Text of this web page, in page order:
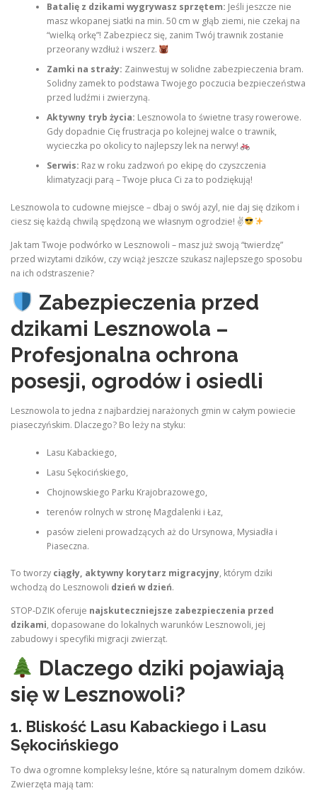
Batalię z dzikami wygrywasz sprzętem: Jeśli jeszcze nie
masz wkopanej siatki na min. 50 cm w głąb ziemi, nie czekaj na
“wielką orkę”! Zabezpiecz się, zanim Twój trawnik zostanie
przeorany wzdłuż i wszerz.
Zamki na straży: Zainwestuj w solidne zabezpieczenia bram.
Solidny zamek to podstawa Twojego poczucia bezpieczeństwa
przed ludźmi i zwierzyną.
Aktywny tryb życia: Lesznowola to świetne trasy rowerowe.
Gdy dopadnie Cię frustracja po kolejnej walce o trawnik,
wycieczka po okolicy to najlepszy lek na nerwy!
Serwis: Raz w roku zadzwoń po ekipę do czyszczenia
klimatyzacji parą – Twoje płuca Ci za to podziękują!
Lesznowola to cudowne miejsce – dbaj o swój azyl, nie daj się dzikom i
ciesz się każdą chwilą spędzoną we własnym ogrodzie! ✌
Jak tam Twoje podwórko w Lesznowoli – masz już swoją “twierdzę”
przed wizytami dzików, czy wciąż jeszcze szukasz najlepszego sposobu
na ich odstraszenie?
Zabezpieczenia przed
dzikami Lesznowola –
Profesjonalna ochrona
posesji, ogrodów i osiedli
Lesznowola to jedna z najbardziej narażonych gmin w całym powiecie
piaseczyńskim. Dlaczego? Bo leży na styku:
Lasu Kabackiego,
Lasu Sękocińskiego,
Chojnowskiego Parku Krajobrazowego,
terenów rolnych w stronę Magdalenki i Łaz,
pasów zieleni prowadzących aż do Ursynowa, Mysiadła i
Piaseczna.
To tworzy ciągły, aktywny korytarz migracyjny, którym dziki
wchodzą do Lesznowoli dzień w dzień.
STOP‑DZIK oferuje najskuteczniejsze zabezpieczenia przed
dzikami, dopasowane do lokalnych warunków Lesznowoli, jej
zabudowy i specyfiki migracji zwierząt.
Dlaczego dziki pojawiają
się w Lesznowoli?
1. Bliskość Lasu Kabackiego i Lasu
Sękocińskiego
To dwa ogromne kompleksy leśne, które są naturalnym domem dzików.
Zwierzęta mają tam: